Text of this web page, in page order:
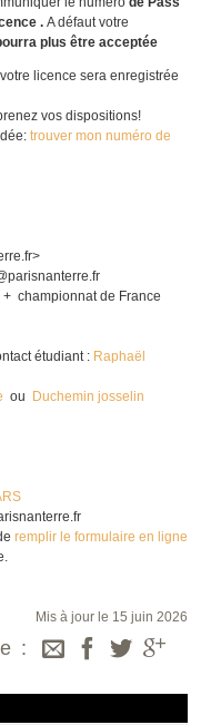
. A défaut votre
plus être acceptée
licence sera enregistrée
vos dispositions!
trouver mon numéro de
+ championnat de France
étudiant : Raphaël
ou
Duchemin josselin
remplir le formulaire en ligne
Mis à jour le 15 juin 2026